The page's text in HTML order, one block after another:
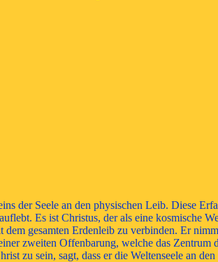
der Seele an den physischen Leib. Diese
Es ist Christus, der als eine kosmische
gesamten Erdenleib zu verbinden. Er
zweiten Offenbarung, welche das Zentrum
zu sein, sagt, dass er die Weltenseele an